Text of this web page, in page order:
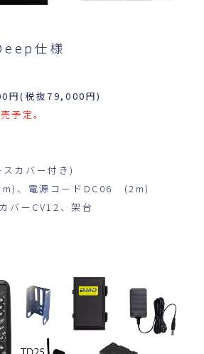
仕様
円(税抜79,000円)
予定。
カバー付き)
、電源コードDC06 (2m)
バーCV12、架台